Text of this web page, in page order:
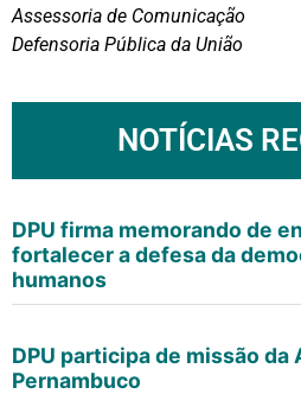
Assessoria de Comunicação
Defensoria Pública da União
NOTÍCIAS
DPU firma memorando de
fortalecer a defesa da
humanos
DPU participa de missão da
Pernambuco